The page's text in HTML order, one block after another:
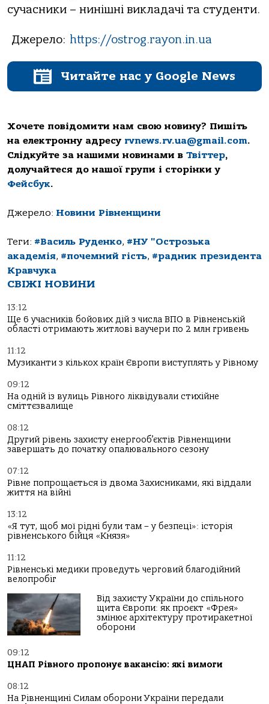
сучасники – нинішні викладачі та студенти.
Джерело: https://ostrog.rayon.in.ua
Читайте нас у Google News
Хочете повідомити нам свою новину? Пишіть
на електронну адресу rvnews.rv.ua@gmail.com.
Слідкуйте за нашими новинами в Твіттер,
долучайтеся до нашої групи і сторінки у
Фейсбук.
Джерело: Новини Рівненщини
Теги: #Василь Руденко, #НУ "Острозька
академія, #почемний гість, #радник президента
Кравчука
СВІЖІ НОВИНИ
13:12
Ще 6 учасників бойових дій з числа ВПО в Рівненській
області отримають житлові ваучери по 2 млн гривень
11:12
Музиканти з кількох країн Європи виступлять у Рівному
09:12
На одній із вулиць Рівного ліквідували стихійне
сміттєзвалище
08:12
Другий рівень захисту енергооб’єктів Рівненщини
завершать до початку опалювального сезону
07:12
Рівне попрощається із двома Захисниками, які віддали
життя на війні
13:12
«Я тут, щоб мої рідні були там – у безпеці»: історія
рівненського бійця «Князя»
11:12
Рівненські медики проведуть черговий благодійний
велопробіг
Від захисту України до спільного
щита Європи: як проєкт «Фрея»
змінює архітектуру протиракетної
оборони
09:12
ЦНАП Рівного пропонує вакансію: які вимоги
08:12
На Рівненщині Силам оборони України передали